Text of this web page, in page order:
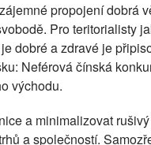
propojení dobrá
Pro teritorialisty
dobré a zdravé je
Neférová čínská
východu.
a minimalizovat
a společností.